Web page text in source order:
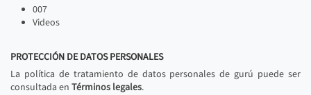
007
Videos
PROTECCIÓN DE DATOS PERSONALES
La política de tratamiento de datos personales de gurú puede ser
consultada en Términos legales.